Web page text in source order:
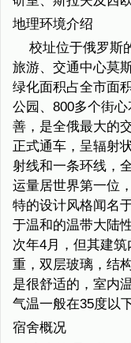
地理环境介绍
校址位于俄罗斯
旅游、交通中心莫
绿化面积占全市面
公园、800多个街
善，是全俄最大的
正式通车，呈辐射
射线和一条环线，
运量居世界第一位
特的设计风格闻名
于温和的温带大陆
次年4月，但其建
重，双层玻璃，结
是很舒适的，室内
气温一般在35度以
宿舍概况